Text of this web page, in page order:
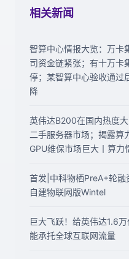
相关新闻
智算中心情报大览：万卡
司资金链紧张；有十万卡
停；某智算中心验收通过
降
英伟达B200在国内热度
二手服务器市场；揭露算
GPU维保市场巨大丨算力
首发|中科物栖PreA+轮融
自建物联网版Wintel
巨大飞跃！给英伟达1.6
能承托全球互联网流量